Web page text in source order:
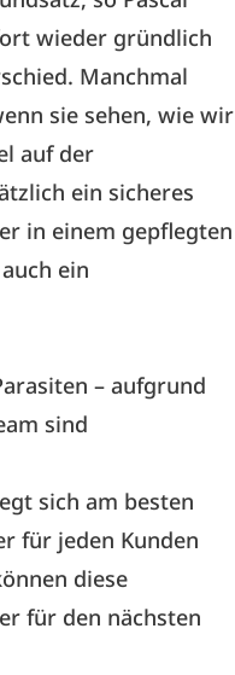
wieder gründlich
Manchmal
sie sehen, wie wir
auf der
ein sicheres
in einem gepflegten
ein
– aufgrund
sind
sich am besten
für jeden Kunden
diese
für den nächsten